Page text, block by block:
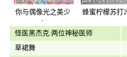
你与偶像光之美少
蜂蜜柠檬苏打
怪医黑杰克:两位神秘医师
草裙舞